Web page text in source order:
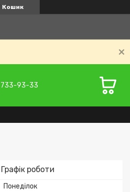
Кошик
93-33
Графік роботи
Понеділок